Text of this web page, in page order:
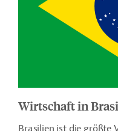
Wirtschaft in
Brasilien ist die größte